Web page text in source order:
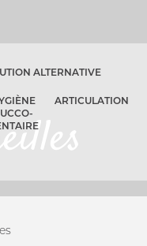
ALTERNATIVE
ARTICULATION